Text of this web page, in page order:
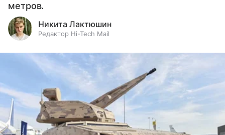
метров.
Никита Лактюшин
Редактор Hi-Tech Mail